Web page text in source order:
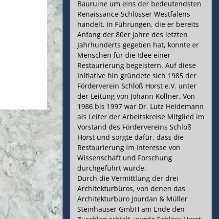
Bauruine um eins der bedeutendsten
Renaissance-Schlösser Westfalens
handelt. In Führungen, die er bereits
Anfang der 80er Jahre des letzten
Jahrhunderts gegeben hat, konnte er
Menschen für die Idee einer
Restaurierung begeistern. Auf diese
Initiative hin gründete sich 1985 der
Förderverein Schloß Horst e.V. unter
der Leitung von Johann Kollner. Von
1986 bis 1997 war Dr. Lutz Heidemann
als Leiter der Arbeitskreise Mitglied im
Vorstand des Fördervereins Schloß
Horst und sorgte dafür, dass die
Restaurierung im Interesse von
Wissenschaft und Forschung
durchgeführt wurde.
Durch die Vermittlung der drei
Architekturbüros, von denen das
Architekturbüro Jourdan & Müller
Steinhauser GmbH am Ende den